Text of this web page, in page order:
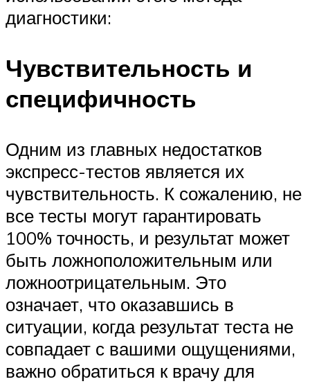
диагностики:
Чувствительность и
специфичность
Одним из главных недостатков
экспресс-тестов является их
чувствительность. К сожалению, не
все тесты могут гарантировать
100% точность, и результат может
быть ложноположительным или
ложноотрицательным. Это
означает, что оказавшись в
ситуации, когда результат теста не
совпадает с вашими ощущениями,
важно обратиться к врачу для